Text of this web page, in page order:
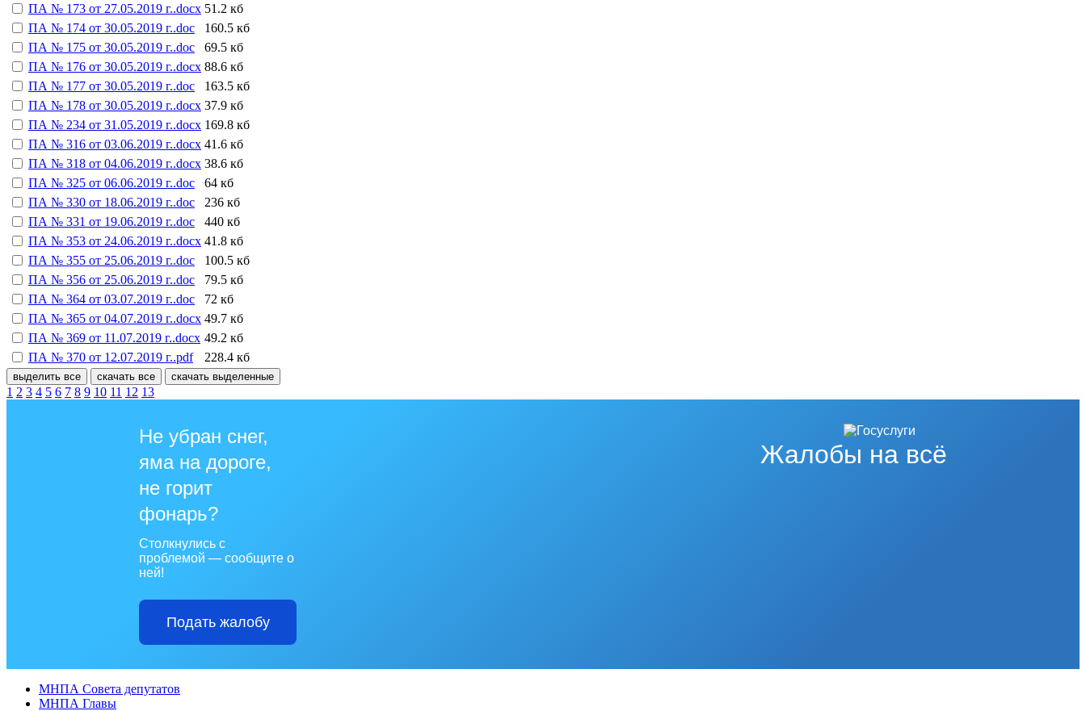
ПА № 173 от 27.05.2019 г..docx 51.2 кб
ПА № 174 от 30.05.2019 г..doc
160.5 кб
ПА № 175 от 30.05.2019 г..doc
69.5 кб
ПА № 176 от 30.05.2019 г..docx 88.6 кб
ПА № 177 от 30.05.2019 г..doc
163.5 кб
ПА № 178 от 30.05.2019 г..docx 37.9 кб
ПА № 234 от 31.05.2019 г..docx 169.8 кб
ПА № 316 от 03.06.2019 г..docx 41.6 кб
ПА № 318 от 04.06.2019 г..docx 38.6 кб
ПА № 325 от 06.06.2019 г..doc
64 кб
ПА № 330 от 18.06.2019 г..doc
236 кб
ПА № 331 от 19.06.2019 г..doc
440 кб
ПА № 353 от 24.06.2019 г..docx 41.8 кб
ПА № 355 от 25.06.2019 г..doc
100.5 кб
ПА № 356 от 25.06.2019 г..doc
79.5 кб
ПА № 364 от 03.07.2019 г..doc
72 кб
ПА № 365 от 04.07.2019 г..docx 49.7 кб
ПА № 369 от 11.07.2019 г..docx 49.2 кб
ПА № 370 от 12.07.2019 г..pdf
228.4 кб
выделить все скачать все скачать выделенные
1 2 3 4 5 6 7 8 9 10 11 12 13
Жалобы на всё
Не убран снег,
яма на дороге,
не горит
фонарь?
Столкнулись с
проблемой — сообщите о
ней!
Подать жалобу
МНПА Совета депутатов
МНПА Главы